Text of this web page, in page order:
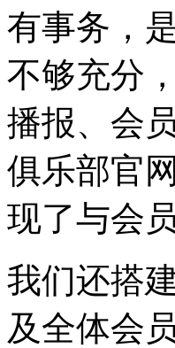
有事务，
不够充分
播报、会
俱乐部官
现了与会
我们还搭
及全体会